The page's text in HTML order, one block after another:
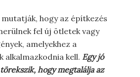
hogy az építkezés
fel új ötletek vagy
amelyekhez a
alkalmazkodnia kell. Egy jó
hogy megtalálja az